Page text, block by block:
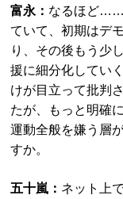
富永： なるほど……
ていて、初期はデ
り、その後もう少
援に細分化してい
けが目立って批判
たが、もっと明確
運動全般を嫌う層
すか。
五十嵐： ネット上